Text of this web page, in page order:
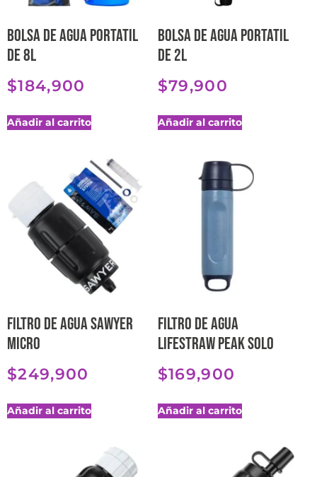
Bolsa de agua portatil
de 8L
$184,900
Añadir al carrito
Bolsa de agua portatil
de 2L
$79,900
Añadir al carrito
Filtro de agua Sawyer
Micro
$249,900
Añadir al carrito
Filtro de agua
LifeStraw Peak Solo
$169,900
Añadir al carrito